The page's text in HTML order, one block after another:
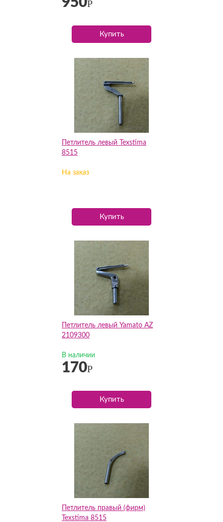
Р
Купить
Петлитель левый Texstima
8515
На заказ
Купить
Петлитель левый Yamato AZ
2109300
В наличии
170Р
Купить
Петлитель правый (фирм)
Texstima 8515